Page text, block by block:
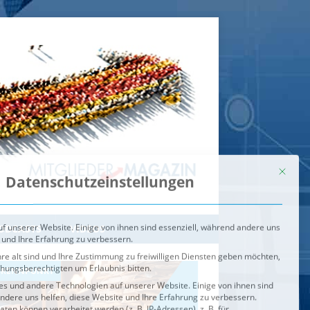
VIDEOS
unserer Website. Einige von ihnen sind essenziell, während andere uns
Ihre Erfahrung zu verbessern.
alt sind und Ihre Zustimmung zu freiwilligen Diensten geben möchten,
um Erlaubnis bitten.
und andere Technologien auf unserer Website. Einige von ihnen sind
uns helfen, diese Website und Ihre Erfahrung zu verbessern.
können verarbeitet werden (z. B. IP-Adressen), z. B. für
und Inhalte oder Anzeigen- und Inhaltsmessung.
Verwendung Ihrer Daten finden Sie in unsererDatenschutzerklärung
Service-Gruppen, für die eine Einwilligung erteilt werden
Externe Medien
Speichern
Alle akzeptieren